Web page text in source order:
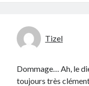
Tizel
Dommage… Ah, le
toujours très